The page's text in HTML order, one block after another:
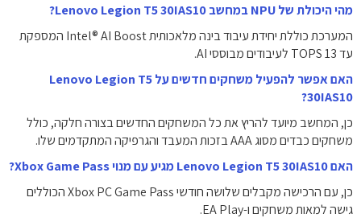
מהי היכולת של NPU במחשב Lenovo Legion T5 30IAS10?
המערכת כוללת יחידת עיבוד בינה מלאכותית Intel® AI Boost המספקת
עד 13 TOPS לעיבודים מבוססי AI.
האם אפשר להפעיל משחקים חדשים על Lenovo Legion T5
30IAS10?
כן, המחשב מיועד להריץ את כל המשחקים החדשים בצורה חלקה, כולל
משחקים כבדים מסוג AAA בזכות המעבד והגרפיקה המתקדמים שלו.
האם Lenovo Legion T5 30IAS10 מגיע עם מנוי Xbox Game Pass?
כן, עם הרכישה מקבלים שלושה חודשי Xbox PC Game Pass הכוללים
גישה למאות משחקים ו-EA Play.